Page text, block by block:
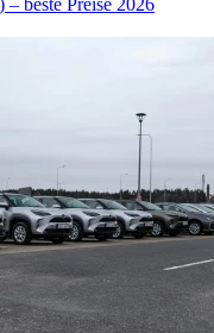
beste Preise 2026